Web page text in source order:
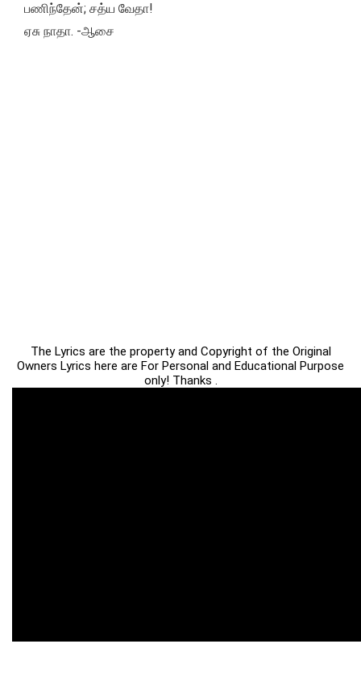
பணிந்தேன்; சத்ய வேதா!
ஏசு நாதா. -ஆசை
The Lyrics are the property and Copyright of the Original
Owners Lyrics here are For Personal and Educational Purpose
only! Thanks .